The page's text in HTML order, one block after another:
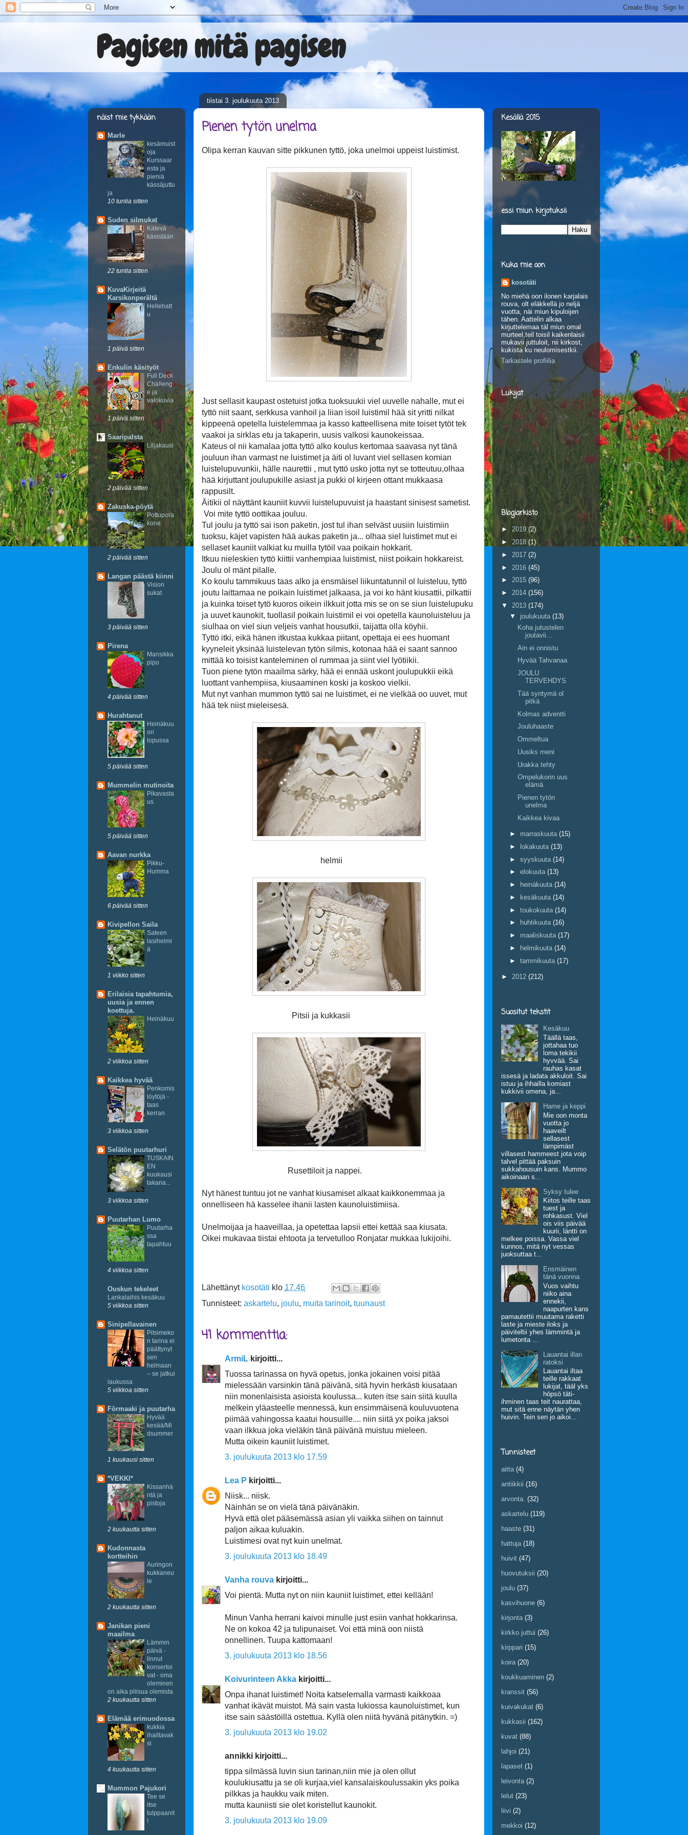
Pagisen mitä pagisen
tiistai 3. joulukuuta 2013
Pienen tytön unelma
Olipa kerran kauvan sitte pikkunen tyttö, joka unelmoi uppeist luistimist.
Just sellasit kaupast ostetuist jotka tuoksuukii viel uuvelle nahalle, mut ei
tyttö niit saant, serkkusa vanhoil ja liian isoil luistimil hää sit yritti nilkat
kippeenä opetella luistelemmaa ja kasso katteellisena mite toiset tytöt tek
vaakoi ja sirklas etu ja takaperin, uusis valkosi kaunokeissaa.
Kateus ol nii kamalaa jotta tyttö alko koulus kertomaa saavasa nyt tänä
jouluun ihan varmast ne luistimet ja äiti ol luvant viel sellasen komian
luistelupuvunkii, hälle naurettii , mut tyttö usko jotta nyt se totteutuu,olhaa
hää kirjuttant joulupukille asiast ja pukki ol kirjeen ottant mukkaasa
rappusilt.
Äitikii ol näyttänt kauniit kuvvii luistelupuvuist ja haastant sinisest sametist.
Voi mite tyttö oottikaa jouluu.
Tul joulu ja tyttö sai ison paketin, jost tul ihan selväst uusiin luistimiin
tuoksu, käjet vapisten hää aukas paketin ja... olhaa siel luistimet mut ei
sellaset kauniit valkiat ku muilla tytöil vaa poikain hokkarit.
Itkuu nieleskien tyttö kiittii vanhempiaa luistimist, niist poikain hokkareist.
Joulu ol mänt pilalle.
Ko koulu tammikuus taas alko ja ensmäisel liikuntatunnil ol luisteluu, tyttö
joutu laittamaa ne poikain luistimet jalkaasa, ja voi ko hänt kiusattii, pilkattii
ja kuinka toiset tytö kuoros oikein ilkkuit jotta mis se on se siun luistelupuku
ja uuvet kaunokit, tuollasil poikain luistimil ei voi opetella kaunoluisteluu ja
siulhaa on viel siun veljeis vanhat housutkii, taijatta olla köyhii.
Tyttö itki, eikä hänen itkustaa kukkaa piitant, opettaja ei ees huomant
kyyneleit yksinää luistelevan tytön silmis, kotonaa hää ei saant sannoo
mittää ko toisist kanteleminen ol rummaa ja siint viel lyötiikii.
Tuon piene tytön maailma särky, hää ei ennää uskont joulupukkii eikä
luottant vanhempiisa, kiusaaminen koski ja koskoo vielkii.
Mut nyt vanhan mummon tyttö sai ne luistimet, ei ne vielkää oo uuvet, mut
hää tek niist mieleisesä.
helmii
Pitsii ja kukkasii
Rusettiloit ja nappei.
Nyt hänest tuntuu jot ne vanhat kiusamiset alkaat kaikkonemmaa ja
onnelliseen hä kasselee ihanii lasten kaunoluistimiisa.
Unelmoijaa ja haaveillaa, ja opetettaa lapsii ettei kettää saa kiusata.
Oikei mukavaa tiistai ehtoota ja tervetulloo Ronjatar mukkaa lukijoihi.
Lähettänyt kosotäti klo 17.46
Tunnisteet: askartelu, joulu, muita tarinoit, tuunaust
41 kommenttia:
ArmiL kirjoitti...
Tuossa tarinassa on hyvä opetus, jonka jokainen voisi pitää
mielessään varsinkin tänä päivänä, sitä hyvin herkästi kiusataan
niin monenlaisista asioista koulussa... kuten itse sain siitä kuulla
melkein yläasteelle mennessä, kun ensimmäisenä kouluvuotena
piimää vahingossa kaatui housuille.... niin siitä yx poika jaksoi
vaan ilkkua joka vieläkin tänä päivänä muistuu mieleen.
Mutta oikein kauniit luistimet.
3. joulukuuta 2013 klo 17.59
Lea P kirjoitti...
Niisk... niisk.
Näinhän se on vielä tänä päivänäkin.
Hyvä että olet pääsemässä asian yli vaikka siihen on tainnut
paljon aikaa kuluakin.
Luistimesi ovat nyt kuin unelmat.
3. joulukuuta 2013 klo 18.49
Vanha rouva kirjoitti...
Voi pientä. Mutta nyt on niin kauniit luistimet, ettei kellään!
Minun Vanha herrani kaivoi minulle just esiin vanhat hokkarinsa.
Ne on kokoa 42 ja tulipunaiset. Voi että minä oon niistä
onnellinen. Tuupa kattomaan!
3. joulukuuta 2013 klo 18.56
Koivurinteen Akka kirjoitti...
Onpa ihanat luistimet! Noita katselemalla varmasti kaikkoaa
vanhat ikävät muistot. Mä sain vasta lukiossa kaunoluistimet, kun
itse sain säästöillä ostettua. Kyllä olen niitä hyvänä pitänytkin. =)
3. joulukuuta 2013 klo 19.02
annikki kirjoitti...
tippa silmässä luvin siun tarinan,niin mie ja olen ollut
koulukiusattu ja se oli kurjaa,viel kansalaiskoulussakin yks poika
pilkkas ja haukku vaik miten.
mutta kauniisti sie olet koristellut kaunokit.
3. joulukuuta 2013 klo 19.09
näist mie tykkään
Marle
kesämuist
oja
Kurssaar
esta ja
pieniä
kässäjuttu
ja
10 tuntia sitten
Suden silmukat
Kätevä
käsistään
22 tuntia sitten
KuvaKirjeitä
Karsikonperältä
Hellehatt
u
1 päivä sitten
Enkulin käsityöt
Full Deck
Challeng
e ja
valokuvia
1 päivä sitten
Saaripalsta
Liljakausi
2 päivää sitten
Zakuska-pöytä
Pottupora
kone
2 päivää sitten
Langan päästä kiinni
Vision
sukat
3 päivää sitten
Pirena
Mansikka
pipo
4 päivää sitten
Hurahtanut
Heinäkuu
on
lopussa
5 päivää sitten
Mummelin mutinoita
Pikavasta
us
5 päivää sitten
Aavan nurkka
Pikku-
Humma
6 päivää sitten
Kivipellon Saila
Sateen
lasihelmi
ä
1 viikko sitten
Erilaisia tapahtumia,
uusia ja ennen
koettuja.
Heinäkuu
2 viikkoa sitten
Kaikkea hyvää
Penkomis
löytöjä -
taas
kerran
3 viikkoa sitten
Selätön puutarhuri
TUSKAIN
EN
kuukausi
takana...
3 viikkoa sitten
Puutarhan Lumo
Puutarha
ssa
tapahtuu
4 viikkoa sitten
Ouskun tekeleet
Lankalaihis kesäkuu
5 viikkoa sitten
Sinipellavainen
Pitsimeko
n tarina ei
päättynyt
sen
helmaan
– se jatkui
laukussa
5 viikkoa sitten
Förmaaki ja puutarha
Hyvää
kesää/Mi
dsummer
1 kuukausi sitten
*VEKKI*
Kissanhä
ntä ja
pistoja
2 kuukautta sitten
Kudonnasta
kortteihin
Auringon
kukkaneu
le
2 kuukautta sitten
Janikan pieni
maailma
Lämmin
päivä -
linnut
konsertoi
vat - oma
oleminen
on aika pliisua olemista
2 kuukautta sitten
Elämää erimuodossa
kukkia
ihailtavak
si
4 kuukautta sitten
Mummon Pajukori
Tee se
itse
tulppaanit
!
Kesällä 2015
essi miun kirjotuksii
Kuka mie oon
kosotäti
No miehä oon ilonen karjalais
rouva, olt eläkkellä jo neljä
vuotta, näi miun kipuloijen
tähen. Aattelin alkaa
kirjuttelemaa täl miun omal
murteel,teil toisil kaikenlaisii
mukavii juttuloit, nii kirkost,
kukista ku neulomisestkii.
Tarkastele profiilia
Lukijat
Blogiarkisto
► 2019(2)
►2018 (1)
► 2017 (2)
► 2016 (45)
► 2015 (96)
► 2014 (156)
▼ 2013 (174)
▼ joulukuuta (13)
Koha jutustelen
joutavii...
Ain ei onnistu
Hyvää Tahvanaa
JOULU
TERVEHDYS
Tää syntymä ol
pitkä
Kolmas adventti
Jouluhaaste
Ommeltua
Uusiks meni
Urakka tehty
Ompelukorin uus
elämä
Pienen tytön
unelma
Kaikkea kivaa
► marraskuuta (15)
►
lokakuuta (13)
► syyskuuta (14)
► elokuuta (13)
►
heinäkuuta (14)
►
kesäkuuta (14)
► toukokuuta (14)
►
huhtikuuta (16)
► maaliskuuta (17)
►
helmikuuta (14)
► tammikuuta (17)
► 2012 (212)
Suositut tekstit
Kesäkuu
Täällä taas,
jottahaa tuo
loma tekikii
hyvvää. Sai
rauhas kasat
issesä ja ladata akkuloit. Sai
istuu ja ihhailla komiast
kukkivii omena, ja...
Hame ja keppi
Mie oon monta
vuotta jo
haaveilt
sellasest
lämpimäst
villasest hammeest jota voip
talvel pittää paksuin
sukkahousuin kans. Mummo
aikoinaan s...
Syksy tulee
Kiitos teille taas
tuest ja
rohkasust. Viel
ois viis päivää
kuurii, läntti on
melkee poissa. Vassa viel
kunnos, mitä nyt vessas
juoksuttaa t...
Ensmäinen
tänä vuonna
Vuos vaihtu
niiko aina
ennekii,
naapurten kans
pamautettii muutama raketti
laste ja mieste iloks ja
päiviteltii yhes lämmintä ja
lumetonta ...
Lauantai illan
ratoksi
Lauantai iltaa
teille rakkaat
lukijat, tääl yks
höpsö täti-
ihminen taas teit naurattaa,
mut sitä enne näytän yhen
huivin. Tein sen jo aikoi...
Tunnisteet
aitta (4)
antiikkii (16)
arvonta. (32)
askartelu (119)
haaste (31)
hattuja (18)
huivit (47)
huovutuksii (20)
joulu (37)
kasvihuone (6)
kirjonta (3)
kirkko juttui (26)
kirppari (15)
koira (20)
koukkuaminen (2)
kranssit (56)
kuivakukat (6)
kukkasii (162)
kuvat (88)
lahjoi (21)
lapaset (1)
leivonta (2)
lelut (23)
liivi (2)
mekkoi (12)